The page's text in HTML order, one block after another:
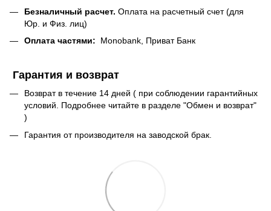
Безналичный расчет. Оплата на расчетный счет (для
Юр. и Физ. лиц)
Оплата частями: Monobank, Приват Банк
Гарантия и возврат
Возврат в течение 14 дней ( при соблюдении гарантийных
условий. Подробнее читайте в разделе "Обмен и возврат"
)
Гарантия от производителя на заводской брак.